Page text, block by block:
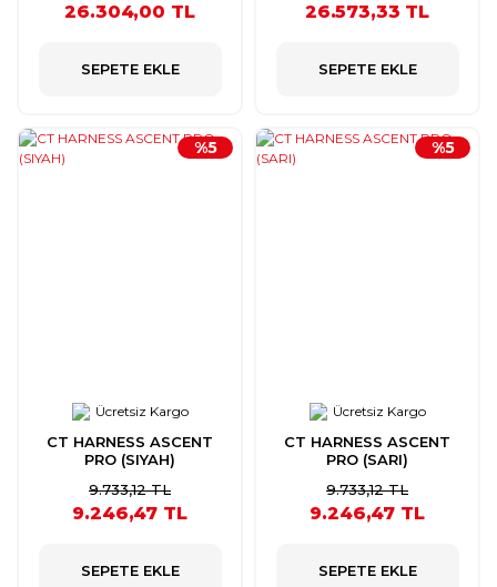
26.304,00 TL
SEPETE EKLE
26.573,33 TL
SEPETE EKLE
Ücretsiz Kargo
CT HARNESS ASCENT
PRO (SIYAH)
%5
9.733,12 TL
9.246,47 TL
SEPETE EKLE
Ücretsiz Kargo
CT HARNESS ASCENT
PRO (SARI)
%5
9.733,12 TL
9.246,47 TL
SEPETE EKLE